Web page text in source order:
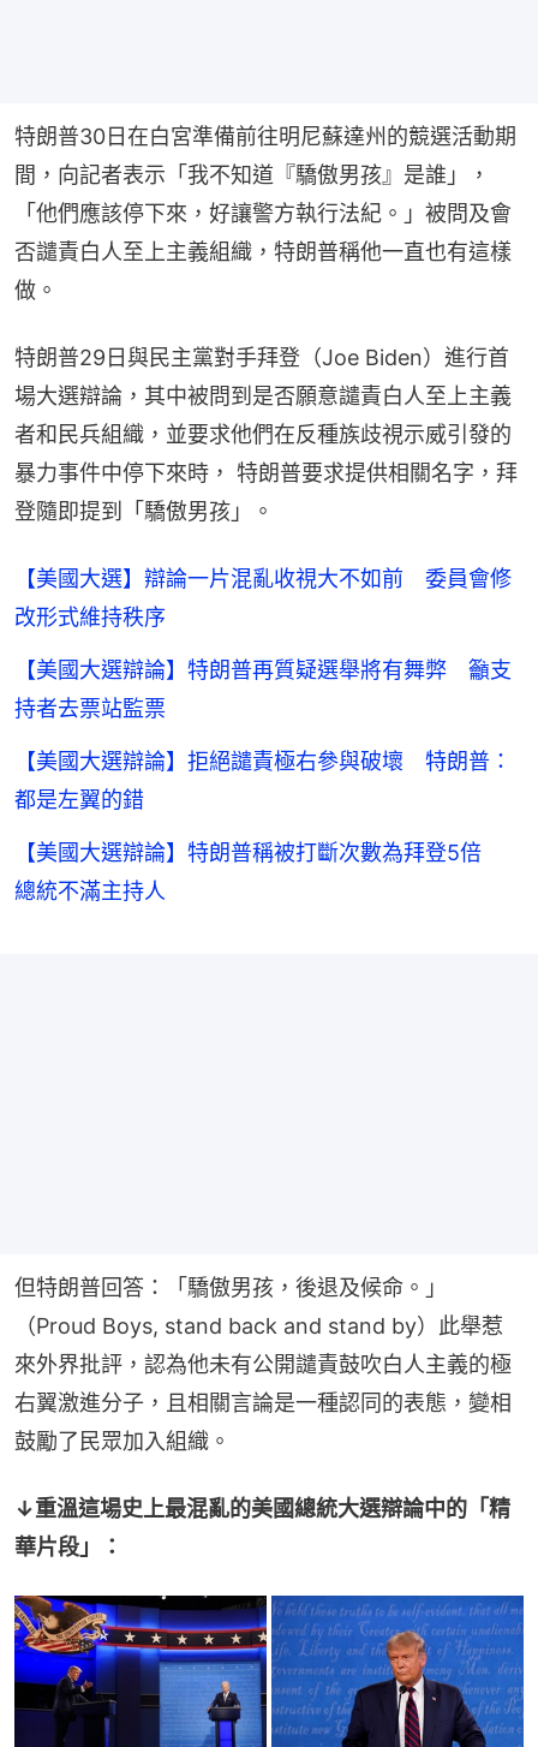
特朗普30日在白宮準備前往明尼蘇達州的競選活動期
間，向記者表示「我不知道『驕傲男孩』是誰」，
「他們應該停下來，好讓警方執行法紀。」被問及會
否譴責白人至上主義組織，特朗普稱他一直也有這樣
做。
特朗普29日與民主黨對手拜登（Joe Biden）進行首
場大選辯論，其中被問到是否願意譴責白人至上主義
者和民兵組織，並要求他們在反種族歧視示威引發的
暴力事件中停下來時， 特朗普要求提供相關名字，拜
登隨即提到「驕傲男孩」。
【美國大選】辯論一片混亂收視大不如前 委員會修
改形式維持秩序
【美國大選辯論】特朗普再質疑選舉將有舞弊 籲支
持者去票站監票
【美國大選辯論】拒絕譴責極右參與破壞 特朗普：
都是左翼的錯
【美國大選辯論】特朗普稱被打斷次數為拜登5倍
總統不滿主持人
但特朗普回答：「驕傲男孩，後退及候命。」
（Proud Boys, stand back and stand by）此舉惹
來外界批評，認為他未有公開譴責鼓吹白人主義的極
右翼激進分子，且相關言論是一種認同的表態，變相
鼓勵了民眾加入組織。
↓重溫這場史上最混亂的美國總統大選辯論中的「精
華片段」：